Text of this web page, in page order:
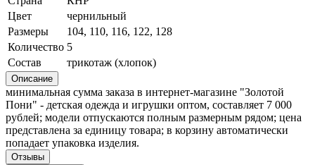
Цвет
чернильный
Размеры
104, 110, 116, 122, 128
Количество 5
Состав
трикотаж (хлопок)
Описание
минимальная сумма заказа в интернет-магазине "Золотой
Пони" - детская одежда и игрушки оптом, составляет 7 000
рублей; модели отпускаются полным размерным рядом; цена
представлена за единицу товара; в корзину автоматически
попадает упаковка изделия.
Отзывы